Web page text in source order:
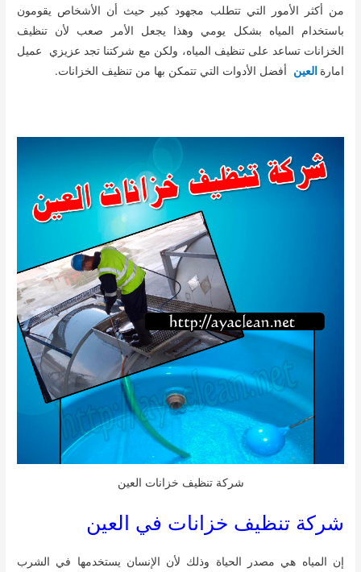
من أكثر الأمور التي تتطلب مجهود كبير حيث أن الأشخاص يقومون
باستخدام المياه بشكل يومي وهذا يجعل الأمر صعب لأن تنظيف
الخزانات تساعد على تنظيف المياه، ولكن مع شركتنا تجد عزيزي عميل
امارة العين أفضل الأدوات التي تتمكن بها من تنظيف الخزانات.
شركة تنظيف خزانات العين
شركة تنظيف خزانات في العين
إن المياه هي مصدر الحياة وذلك لأن الإنسان يستخدمها في الشرب